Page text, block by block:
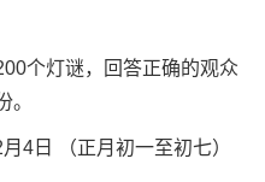
个灯谜，回答正确的观众
。
日 （正月初一至初七）